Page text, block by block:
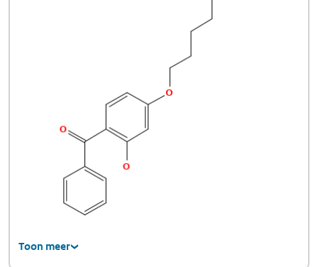
Toon meer